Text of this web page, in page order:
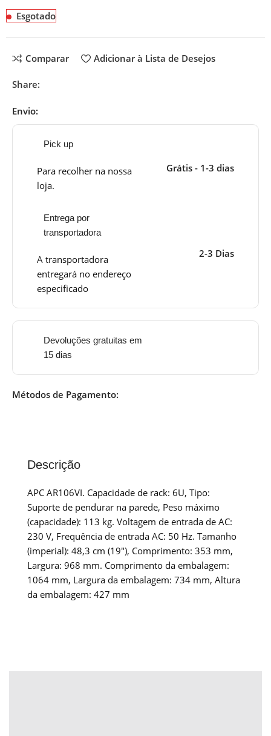
Esgotado
Comparar Adicionar à Lista de Desejos
Share:
Envio:
Pick up
Para recolher na nossa
loja.
Grátis - 1-3 dias
Entrega por
transportadora
A transportadora
entregará no endereço
especificado
2-3 Dias
Devoluções gratuitas em
15 dias
Métodos de Pagamento:
Descrição
APC AR106VI. Capacidade de rack: 6U, Tipo:
Suporte de pendurar na parede, Peso máximo
(capacidade): 113 kg. Voltagem de entrada de AC:
230 V, Frequência de entrada AC: 50 Hz. Tamanho
(imperial): 48,3 cm (19″), Comprimento: 353 mm,
Largura: 968 mm. Comprimento da embalagem:
1064 mm, Largura da embalagem: 734 mm, Altura
da embalagem: 427 mm